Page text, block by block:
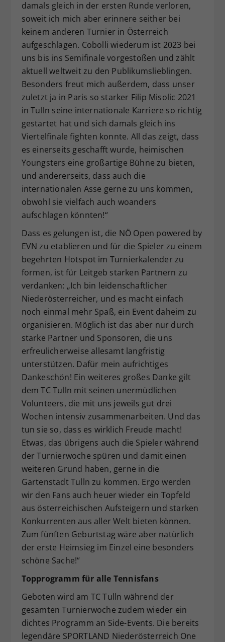
damals gleich in der ersten Runde verloren,
soweit ich mich aber erinnere seither bei
keinem anderen Turnier in Österreich
aufgeschlagen. Cobolli wiederum ist 2023 bei
uns bis ins Semifinale vorgestoßen und zählt
aktuell weltweit zu den Publikumslieblingen.
Besonders freut mich außerdem, dass unser
zuletzt ja in Paris so starker Filip Misolic 2021
in Tulln seine internationale Karriere so richtig
gestartet hat und sich damals gleich ins
Viertelfinale fighten konnte. All das zeigt, dass
es einerseits geschafft wurde, heimischen
Youngsters eine großartige Bühne zu bieten,
und andererseits, dass auch die
internationalen Asse gerne zu uns kommen,
obwohl sie vielfach auch woanders
aufschlagen könnten!“
Dass es gelungen ist, die NÖ Open powered by
EVN zu etablieren und für die Spieler zu einem
begehrten Hotspot im Turnierkalender zu
formen, ist für Leitgeb starken Partnern zu
verdanken: „Ich bin leidenschaftlicher
Niederösterreicher, und es macht einfach
noch einmal mehr Spaß, ein Event daheim zu
organisieren. Möglich ist das aber nur durch
starke Partner und Sponsoren, die uns
erfreulicherweise allesamt langfristig
unterstützen. Dafür mein aufrichtiges
Dankeschön! Ein weiteres großes Danke gilt
dem TC Tulln mit seinen unermüdlichen
Volunteers, die mit uns jeweils gut drei
Wochen intensiv zusammenarbeiten. Und das
tun sie so, dass es wirklich Freude macht!
Etwas, das übrigens auch die Spieler während
der Turnierwoche spüren und damit einen
weiteren Grund haben, gerne in die
Gartenstadt Tulln zu kommen. Ergo werden
wir den Fans auch heuer wieder ein Topfeld
aus österreichischen Aufsteigern und starken
Konkurrenten aus aller Welt bieten können.
Zum fünften Geburtstag wäre aber natürlich
der erste Heimsieg im Einzel eine besonders
schöne Sache!“
Topprogramm für alle Tennisfans
Geboten wird am TC Tulln während der
gesamten Turnierwoche zudem wieder ein
dichtes Programm an Side-Events. Die bereits
legendäre SPORTLAND Niederösterreich One